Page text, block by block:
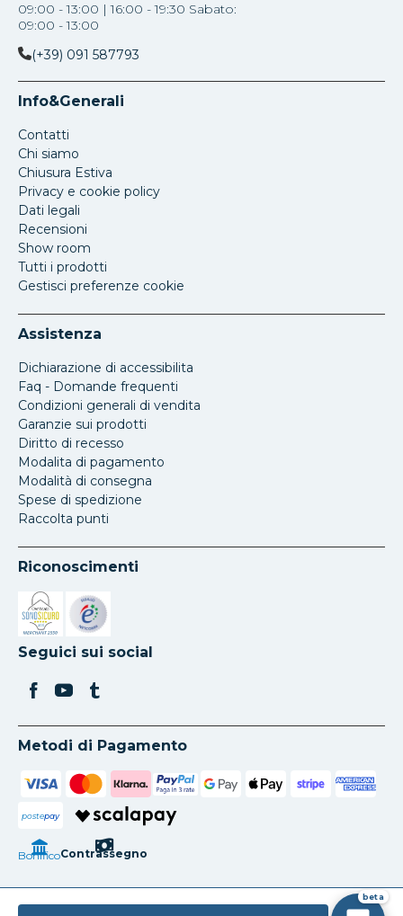
09:00 - 13:00 | 16:00 - 19:30 Sabato:
09:00 - 13:00
(+39) 091 587793
Info&Generali
Contatti
Chi siamo
Chiusura Estiva
Privacy e cookie policy
Dati legali
Recensioni
Show room
Tutti i prodotti
Gestisci preferenze cookie
Assistenza
Dichiarazione di accessibilita
Faq - Domande frequenti
Condizioni generali di vendita
Garanzie sui prodotti
Diritto di recesso
Modalita di pagamento
Modalità di consegna
Spese di spedizione
Raccolta punti
Riconoscimenti
Si apre in una nuova scheda
Si apre in una nuova scheda
Seguici sui social
Metodi di Pagamento
postepay
BonificoContrassegno
beta